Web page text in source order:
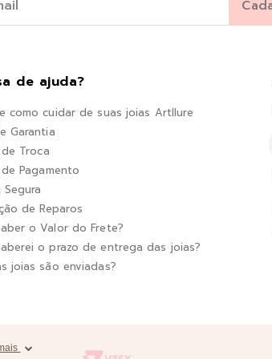
de ajuda?
como cuidar de suas joias Artllure
Garantia
Troca
Pagamento
Segura
de Reparos
o Valor do Frete?
o prazo de entrega das joias?
joias são enviadas?